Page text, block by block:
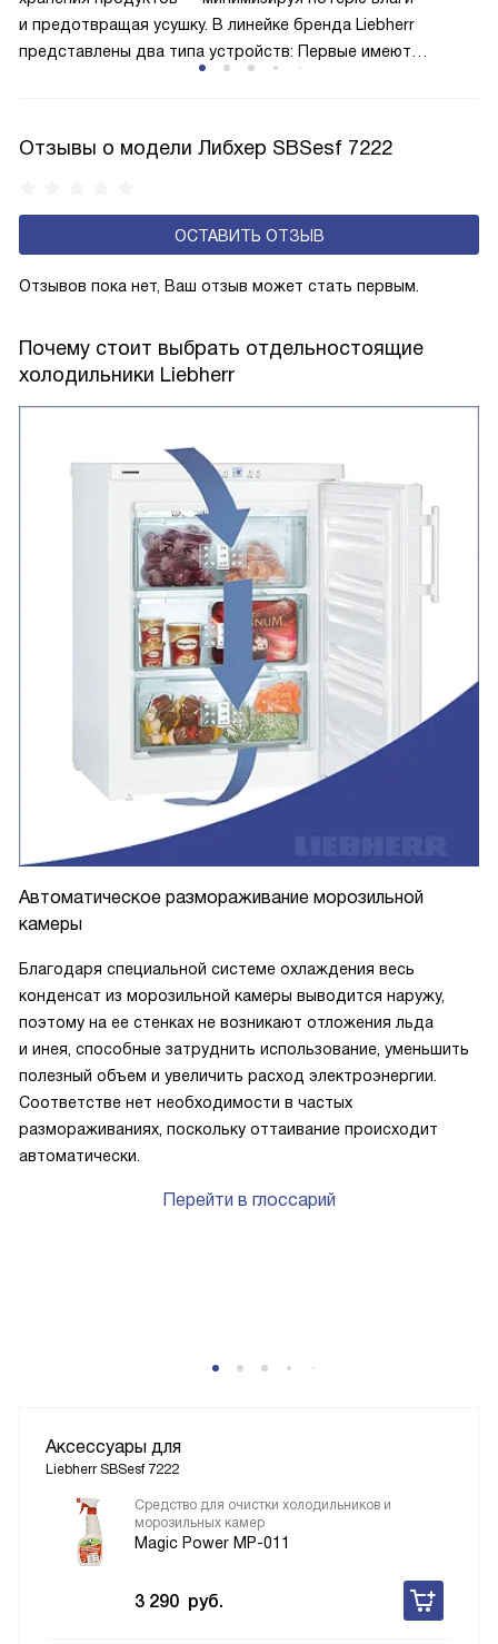
и предотвращая усушку. В линейке бренда Liebherr
представлены два типа устройств: Первые имеют
с панелью, выполняющей функцию «сухой стенки». Такие
эксплуатацию и чаще всего оснащены нулевой зоной
свежести BioFresh 0°C. Они встречаются в сериях Plus,
Отзывы о модели Либхер SBSesf 7222
ОСТАВИТЬ ОТЗЫВ
Отзывов пока нет, Ваш отзыв может стать первым.
Почему стоит выбрать отдельностоящие
холодильники Liebherr
Автоматическое размораживание морозильной
камеры
Благодаря специальной системе охлаждения весь
конденсат из морозильной камеры выводится наружу,
поэтому на ее стенках не возникают отложения льда
и инея, способные затруднить использование, уменьшить
полезный объем и увеличить расход электроэнергии.
Соответстве нет необходимости в частых
размораживаниях, поскольку оттаивание происходит
автоматически.
Перейти в глоссарий
Аксессуары для
Liebherr SBSesf 7222
Средство для очистки холодильников и
морозильных камер
Magic Power MP-011
3 290 руб.